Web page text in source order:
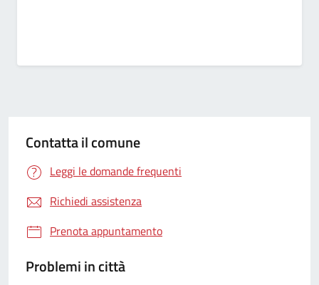
Contatta il comune
Leggi le domande frequenti
Richiedi assistenza
Prenota appuntamento
Problemi in città